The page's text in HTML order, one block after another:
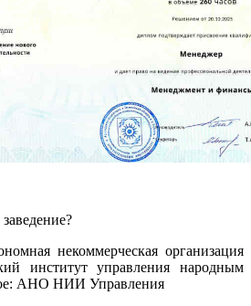
некоммерческая организация
институт управления народным
АНО НИИ Управления